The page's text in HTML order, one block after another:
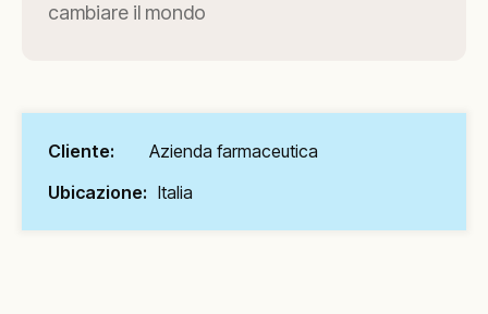
cambiare il mondo
Cliente:
Azienda farmaceutica
Ubicazione: Italia